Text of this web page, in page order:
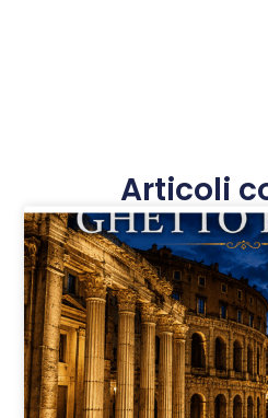
Articoli